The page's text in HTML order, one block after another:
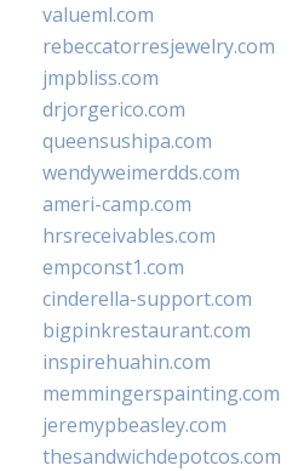
valueml.com
rebeccatorresjewelry.com
jmpbliss.com
drjorgerico.com
queensushipa.com
wendyweimerdds.com
ameri-camp.com
hrsreceivables.com
empconst1.com
cinderella-support.com
bigpinkrestaurant.com
inspirehuahin.com
memmingerspainting.com
jeremypbeasley.com
thesandwichdepotcos.com